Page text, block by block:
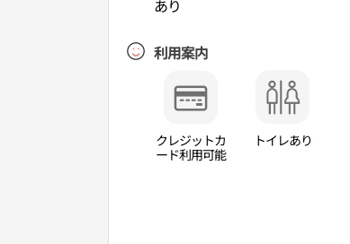
あり
利用案内
クレジットカ
ード利用可能
トイレあり